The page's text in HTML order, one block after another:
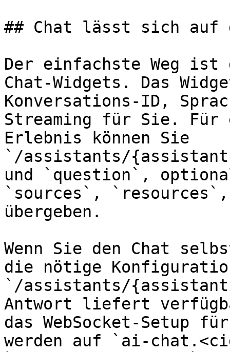
## Chat lässt sich auf
Der einfachste Weg ist
Chat-Widgets. Das
Konversations-ID,
Streaming für Sie. Für
Erlebnis können Sie
`/assistants/
und `question`,
`sources`,
übergeben.
Wenn Sie den Chat
die nötige
`/assistants/
Antwort liefert
das WebSocket-Setup
werden auf `ai-